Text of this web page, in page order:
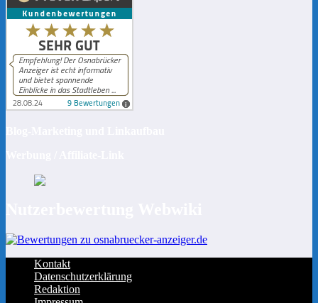
Kontakt
Datenschutzerklärung
Redaktion